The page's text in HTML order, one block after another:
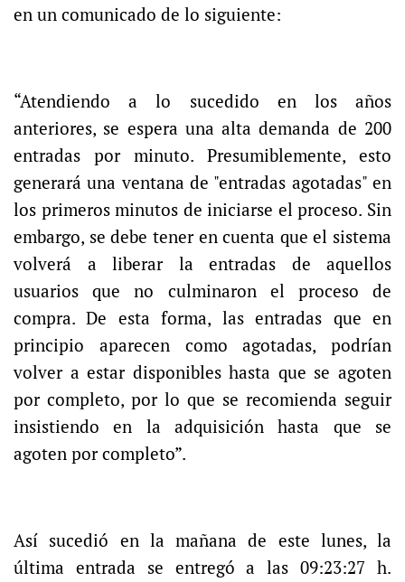
en un comunicado de lo siguiente:
“Atendiendo a lo sucedido en los años
anteriores, se espera una alta demanda de 200
entradas por minuto. Presumiblemente, esto
generará una ventana de "entradas agotadas" en
los primeros minutos de iniciarse el proceso. Sin
embargo, se debe tener en cuenta que el sistema
volverá a liberar la entradas de aquellos
usuarios que no culminaron el proceso de
compra. De esta forma, las entradas que en
principio aparecen como agotadas, podrían
volver a estar disponibles hasta que se agoten
por completo, por lo que se recomienda seguir
insistiendo en la adquisición hasta que se
agoten por completo”.
Así sucedió en la mañana de este lunes, la
última entrada se entregó a las 09:23:27 h.